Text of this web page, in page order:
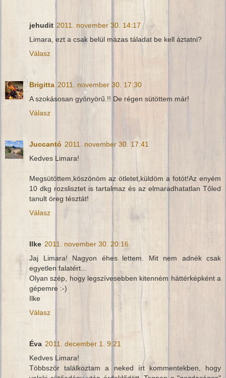
jehudit 2011. november 30. 14:17
Limara, ezt a csak belül mázas táladat be kell áztatni?
Válasz
Brigitta 2011. november 30. 17:30
A szokásosan gyönyörű.!! De régen sütöttem már!
Válasz
Juccantó 2011. november 30. 17:41
Kedves Limara!
Megsütöttem,köszönöm az ötletet,küldöm a fotót!Az enyém
10 dkg rozslisztet is tartalmaz és az elmaradhatatlan Tőled
tanult öreg tésztát!
Válasz
Ilke 2011. november 30. 20:16
Jaj Limara! Nagyon éhes lettem. Mit nem adnék csak
egyetlen falatért...
Olyan szép, hogy legszívesebben kitenném háttérképként a
gépemre :-)
Ilke
Válasz
Éva 2011. december 1. 9:21
Kedves Limara!
Többször találkoztam a neked írt kommentekben, hogy